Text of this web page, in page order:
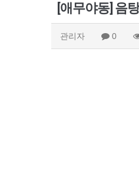
[애무야동] 음
관리자 0